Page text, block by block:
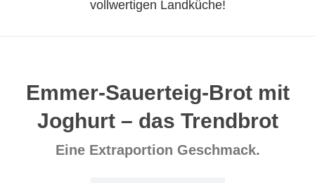
vollwertigen Landküche!
Emmer-Sauerteig-Brot mit
Joghurt – das Trendbrot
Eine Extraportion Geschmack.